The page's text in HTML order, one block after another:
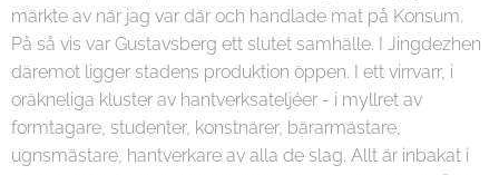
märkte av när jag var där och handlade mat på Konsum.
På så vis var Gustavsberg ett slutet samhälle. I Jingdezhen
däremot ligger stadens produktion öppen. I ett virrvarr, i
oräkneliga kluster av hantverksateljéer - i myllret av
formtagare, studenter, konstnärer, bärarmästare,
ugnsmästare, hantverkare av alla de slag. Allt är inbakat i